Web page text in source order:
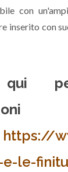
con
inserito con
qui
https://
le-